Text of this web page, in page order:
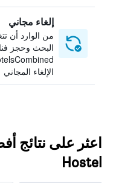
إلغاء مجاني
من الوارد أن
البحث وحجز
الإلغاء المجاني
Hostel